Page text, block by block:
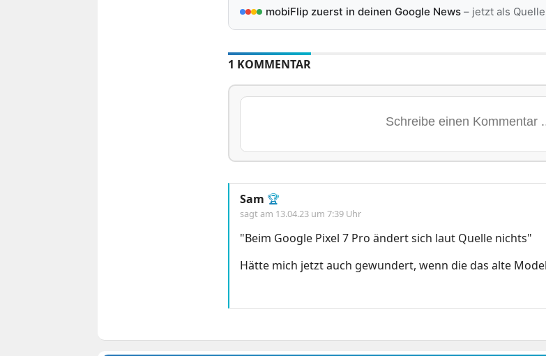
mobiFlip zuerst in deinen Google News– jetzt als
1 KOMMENTAR
Sam 🏆
sagt am 13.04.23 um 7:39 Uhr
"Beim Google Pixel 7 Pro ändert sich laut Quelle nichts"
Hätte mich jetzt auch gewundert, wenn die das alte